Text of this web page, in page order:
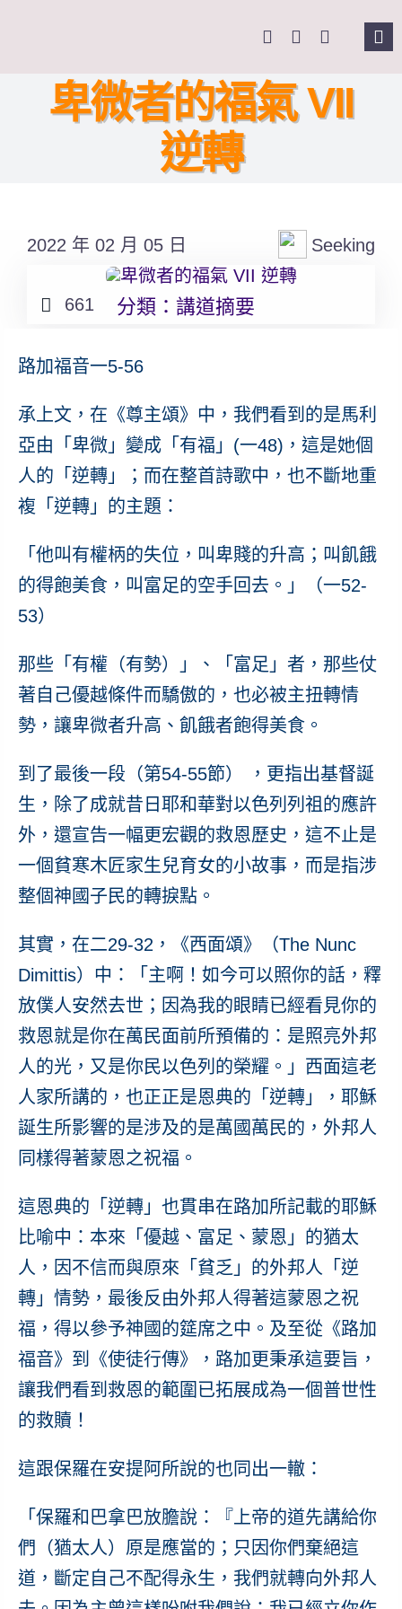
Search
卑微者的福氣 VII
逆轉
2022 年 02 月 05 日 Seeking
661 分類：講道摘要
路加福音一5-56
承上文，在《尊主頌》中，我們看到的是馬利
亞由「卑微」變成「有福」(一48)，這是她個
人的「逆轉」；而在整首詩歌中，也不斷地重
複「逆轉」的主題：
「他叫有權柄的失位，叫卑賤的升高；叫飢餓
的得飽美食，叫富足的空手回去。」（一52-
53）
那些「有權（有勢）」、「富足」者，那些仗
著自己優越條件而驕傲的，也必被主扭轉情
勢，讓卑微者升高、飢餓者飽得美食。
到了最後一段（第54-55節） ，更指出基督誕
生，除了成就昔日耶和華對以色列列祖的應許
外，還宣告一幅更宏觀的救恩歷史，這不止是
一個貧寒木匠家生兒育女的小故事，而是指涉
整個神國子民的轉捩點。
其實，在二29-32，《西面頌》（The Nunc
Dimittis）中：「主啊！如今可以照你的話，釋
放僕人安然去世；因為我的眼睛已經看見你的
救恩就是你在萬民面前所預備的：是照亮外邦
人的光，又是你民以色列的榮耀。」西面這老
人家所講的，也正正是恩典的「逆轉」，耶穌
誕生所影響的是涉及的是萬國萬民的，外邦人
同樣得著蒙恩之祝福。
這恩典的「逆轉」也貫串在路加所記載的耶穌
比喻中：本來「優越、富足、蒙恩」的猶太
人，因不信而與原來「貧乏」的外邦人「逆
轉」情勢，最後反由外邦人得著這蒙恩之祝
福，得以參予神國的筵席之中。及至從《路加
福音》到《使徒行傳》，路加更秉承這要旨，
讓我們看到救恩的範圍已拓展成為一個普世性
的救贖！
這跟保羅在安提阿所說的也同出一轍：
「保羅和巴拿巴放膽說：『上帝的道先講給你
們（猶太人）原是應當的；只因你們棄絕這
道，斷定自己不配得永生，我們就轉向外邦人